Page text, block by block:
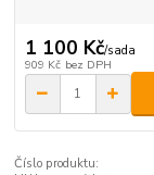
1 100 Kč/sada
909 Kč bez DPH
Číslo produktu: